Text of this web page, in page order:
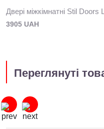
Двері міжкімнатні Stil
3905 UAH
Переглянуті